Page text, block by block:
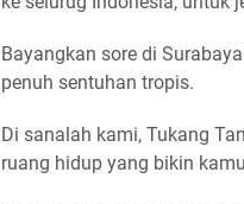
Bayangkan sore di
penuh sentuhan tropis.
Di sanalah kami, Tukang
ruang hidup yang bikin